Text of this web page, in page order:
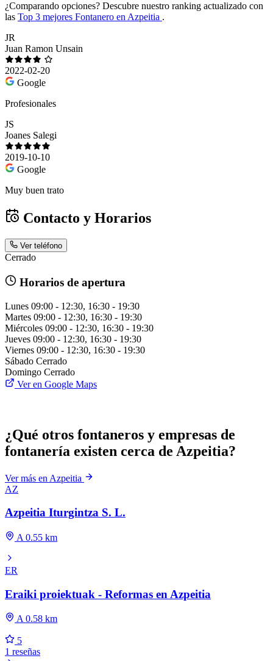
¿Comparando opciones? Descubre nuestro ranking actualizado con
las Top 3 mejores Fontanero en Azpeitia .
JR
Juan Ramon Unsain
2022-02-20
Google
Profesionales
JS
Joanes Salegi
2019-10-10
Google
Muy buen trato
Contacto y Horarios
Ver teléfono
Cerrado
Horarios de apertura
Lunes 09:00 - 12:30, 16:30 - 19:30
Martes 09:00 - 12:30, 16:30 - 19:30
Miércoles 09:00 - 12:30, 16:30 - 19:30
Jueves 09:00 - 12:30, 16:30 - 19:30
Viernes 09:00 - 12:30, 16:30 - 19:30
Sábado Cerrado
Domingo Cerrado
Ver en Google Maps
¿Qué otros fontaneros y empresas de
fontanería existen cerca de Azpeitia?
Ver más en Azpeitia
AZ
Azpeitia Iturgintza S. L.
A 0.55 km
ER
Eraiki proiektuak - Reformas en Azpeitia
A 0.58 km
5
1 reseñas